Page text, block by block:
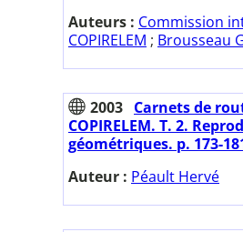
Auteurs : Commission
COPIRELEM ; Brousseau
2003 Carnets de
COPIRELEM. T. 2.
géométriques. p. 173-
Auteur : Péault Hervé